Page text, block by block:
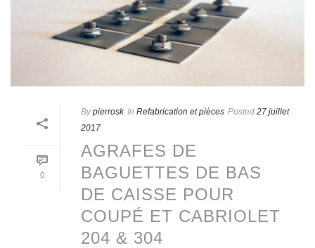
0
By pierrosk In Refabrication et pièces Posted 27 juillet
2017
AGRAFES DE
BAGUETTES DE BAS
DE CAISSE POUR
COUPÉ ET CABRIOLET
204 & 304